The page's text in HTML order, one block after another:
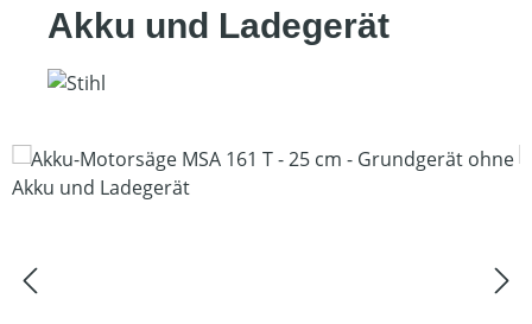
Akku und Ladegerät
Bildergalerie überspringen